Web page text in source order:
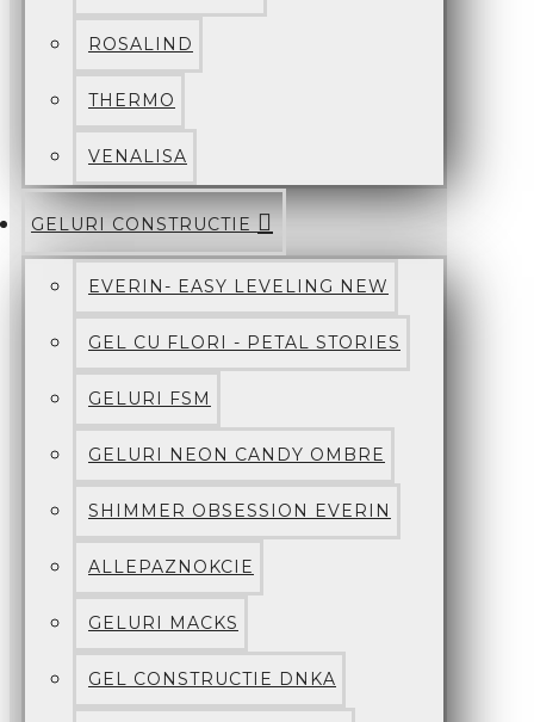
ROSALIND
THERMO
VENALISA
GELURI CONSTRUCTIE
EVERIN- EASY LEVELING NEW
GEL CU FLORI - PETAL STORIES
GELURI FSM
GELURI NEON CANDY OMBRE
SHIMMER OBSESSION EVERIN
ALLEPAZNOKCIE
GELURI MACKS
GEL CONSTRUCTIE DNKA